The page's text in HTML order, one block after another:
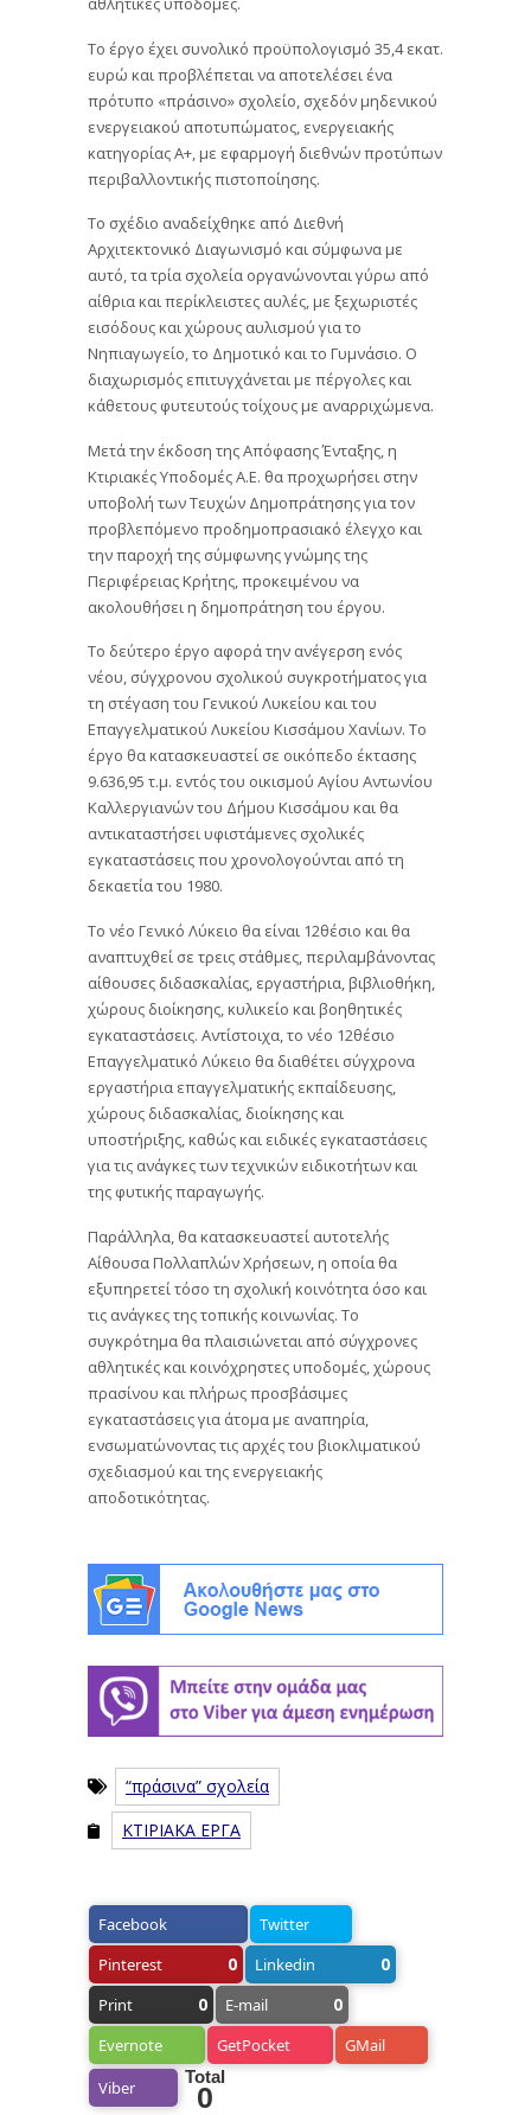
Το έργο έχει συνολικό προϋπολογισμό 35,4 εκατ.
ευρώ και προβλέπεται να αποτελέσει ένα
πρότυπο «πράσινο» σχολείο, σχεδόν μηδενικού
ενεργειακού αποτυπώματος, ενεργειακής
κατηγορίας Α+, με εφαρμογή διεθνών προτύπων
περιβαλλοντικής πιστοποίησης.
Το σχέδιο αναδείχθηκε από Διεθνή
Αρχιτεκτονικό Διαγωνισμό και σύμφωνα με
αυτό, τα τρία σχολεία οργανώνονται γύρω από
αίθρια και περίκλειστες αυλές, με ξεχωριστές
εισόδους και χώρους αυλισμού για το
Νηπιαγωγείο, το Δημοτικό και το Γυμνάσιο. Ο
διαχωρισμός επιτυγχάνεται με πέργολες και
κάθετους φυτευτούς τοίχους με αναρριχώμενα.
Μετά την έκδοση της Απόφασης Ένταξης, η
Κτιριακές Υποδομές Α.Ε. θα προχωρήσει στην
υποβολή των Τευχών Δημοπράτησης για τον
προβλεπόμενο προδημοπρασιακό έλεγχο και
την παροχή της σύμφωνης γνώμης της
Περιφέρειας Κρήτης, προκειμένου να
ακολουθήσει η δημοπράτηση του έργου.
Το δεύτερο έργο αφορά την ανέγερση ενός
νέου, σύγχρονου σχολικού συγκροτήματος για
τη στέγαση του Γενικού Λυκείου και του
Επαγγελματικού Λυκείου Κισσάμου Χανίων. Το
έργο θα κατασκευαστεί σε οικόπεδο έκτασης
9.636,95 τ.μ. εντός του οικισμού Αγίου Αντωνίου
Καλλεργιανών του Δήμου Κισσάμου και θα
αντικαταστήσει υφιστάμενες σχολικές
εγκαταστάσεις που χρονολογούνται από τη
δεκαετία του 1980.
Το νέο Γενικό Λύκειο θα είναι 12θέσιο και θα
αναπτυχθεί σε τρεις στάθμες, περιλαμβάνοντας
αίθουσες διδασκαλίας, εργαστήρια, βιβλιοθήκη,
χώρους διοίκησης, κυλικείο και βοηθητικές
εγκαταστάσεις. Αντίστοιχα, το νέο 12θέσιο
Επαγγελματικό Λύκειο θα διαθέτει σύγχρονα
εργαστήρια επαγγελματικής εκπαίδευσης,
χώρους διδασκαλίας, διοίκησης και
υποστήριξης, καθώς και ειδικές εγκαταστάσεις
για τις ανάγκες των τεχνικών ειδικοτήτων και
της φυτικής παραγωγής.
Παράλληλα, θα κατασκευαστεί αυτοτελής
Αίθουσα Πολλαπλών Χρήσεων, η οποία θα
εξυπηρετεί τόσο τη σχολική κοινότητα όσο και
τις ανάγκες της τοπικής κοινωνίας. Το
συγκρότημα θα πλαισιώνεται από σύγχρονες
αθλητικές και κοινόχρηστες υποδομές, χώρους
πρασίνου και πλήρως προσβάσιμες
εγκαταστάσεις για άτομα με αναπηρία,
ενσωματώνοντας τις αρχές του βιοκλιματικού
σχεδιασμού και της ενεργειακής
αποδοτικότητας.
“πράσινα” σχολεία
ΚΤΙΡΙΑΚΑ ΕΡΓΑ
Facebook
Twitter
Pinterest
0 Linkedin 0
Print 0 E-mail 0
Evernote GetPocket GMail
Viber
Total
0